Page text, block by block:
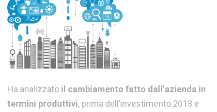
Ha analizzato il cambiamento fatto dall’azienda in
termini produttivi, prima dell’investimento 2013 e